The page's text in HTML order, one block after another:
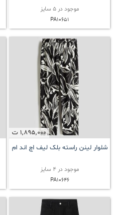
موجود در 5 سایز
PA10651
1٬895٬000 ت
شلوار لینن راسته بلک لیف اچ اند ام
موجود در 4 سایز
PA10646